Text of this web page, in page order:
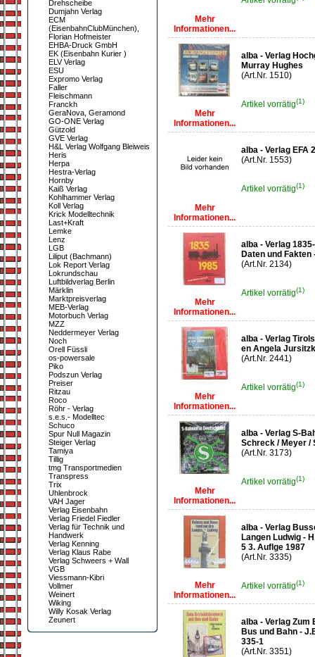
Drehscheibe
Dumjahn Verlag
ECM
(EisenbahnClubMünchen),
Florian Hofmeister
EHBA-Druck GmbH
EK (Eisenbahn Kurier )
ELV Verlag
ESU
Expromo Verlag
Faller
Fleischmann
Franckh
GeraNova, Geramond
GO-ONE Verlag
Gützold
GVE Verlag
H&L Verlag Wolfgang Bleiweis
Heris
Herpa
Hestra-Verlag
Hornby
Kaiß Verlag
Kohlhammer Verlag
Koll Verlag
Krick Modelltechnik
Last+Kraft
Lemke
Lenz
LGB
Liliput (Bachmann)
Lok Report Verlag
Lokrundschau
Luftbildverlag Berlin
Märklin
Marktpreisverlag
MEB-Verlag
Motorbuch Verlag
MZZ
Neddermeyer Verlag
Noch
Orell Füssli
os-powersale
Piko
Podszun Verlag
Preiser
Ritzau
Roco
Röhr - Verlag
s.e.s.- Modelltec
Schuco
Spur Null Magazin
Steiger Verlag
Tamiya
Tillig
tmg Transportmedien
Transpress
Trix
Uhlenbrock
VAH Jager
Verlag Eisenbahn
Verlag Friedel Fiedler
Verlag für Technik und
Handwerk
Verlag Kenning
Verlag Klaus Rabe
Verlag Schweers + Wall
VGB
Viessmann-Kibri
Vollmer
Weinert
Wiking
Willy Kosak Verlag
Zeunert
Mehr
Informationen...
Mehr
Informationen...
alba - Verlag
Murray Hughes
(Art.Nr. 1510)
Artikel vorrätig(1)
Mehr
Informationen...
alba - Verlag EFA
(Art.Nr. 1553)
Artikel vorrätig(1)
Mehr
Informationen...
alba - Verlag
Daten und
(Art.Nr. 2134)
Artikel vorrätig(1)
Mehr
Informationen...
alba - Verlag
en Angela
(Art.Nr. 2441)
Artikel vorrätig(1)
Mehr
Informationen...
alba - Verlag S-
Schreck / Meyer /
(Art.Nr. 3173)
Artikel vorrätig(1)
Mehr
Informationen...
alba - Verlag
Langen Ludwig -
5 3. Auflge 1987
(Art.Nr. 3335)
Artikel vorrätig(1)
alba - Verlag
Bus und Bahn -
335-1
(Art.Nr. 3351)